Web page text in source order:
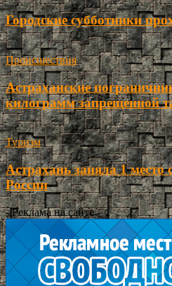
Городские субботники
Происшествия
Астраханские
килограмм запрещенной
Туризм
Астрахань заняла 1 место
России
- Реклама на сайте -